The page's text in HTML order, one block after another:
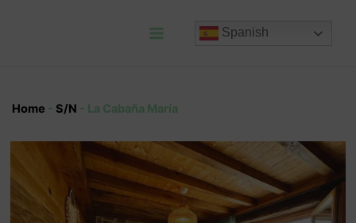
Spanish
Home - S/N - La Cabaña María